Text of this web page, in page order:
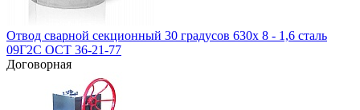
Отвод сварной секционный 30 градусов 630х 8 - 1,6 сталь
09Г2С ОСТ 36-21-77
Договорная